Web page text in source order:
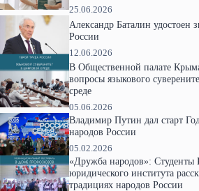
25.06.2026
Александр Баталин удостоен
России
12.06.2026
В Общественной палате
вопросы языкового
среде
05.06.2026
Владимир Путин дал старт
народов России
05.02.2026
«Дружба народов»: Студенты
юридического института
традициях народов России